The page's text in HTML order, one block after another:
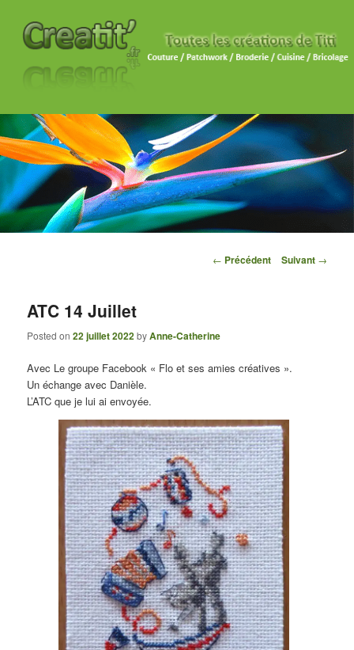
Navigation des articles
← Précédent Suivant →
ATC 14 Juillet
Posted on22 juillet 2022byAnne-Catherine
Avec Le groupe Facebook « Flo et ses amies créatives ».
Un échange avec Danièle.
L’ATC que je lui ai envoyée.